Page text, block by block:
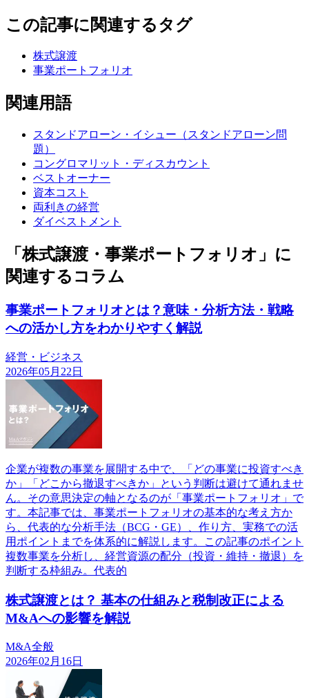
この記事に関連するタグ
株式譲渡
事業ポートフォリオ
関連用語
スタンドアローン・イシュー（スタンドアローン問
題）
コングロマリット・ディスカウント
ベストオーナー
資本コスト
両利きの経営
ダイベストメント
「株式譲渡・事業ポートフォリオ」に
関連するコラム
事業ポートフォリオとは？意味・分析方法・戦略
への活かし方をわかりやすく解説
経営・ビジネス
2026年05月22日
企業が複数の事業を展開する中で、「どの事業に投資すべき
か」「どこから撤退すべきか」という判断は避けて通れませ
ん。その意思決定の軸となるのが「事業ポートフォリオ」で
す。本記事では、事業ポートフォリオの基本的な考え方か
ら、代表的な分析手法（BCG・GE）、作り方、実務での活
用ポイントまでを体系的に解説します。この記事のポイント
複数事業を分析し、経営資源の配分（投資・維持・撤退）を
判断する枠組み。代表的
株式譲渡とは？ 基本の仕組みと税制改正による
M&Aへの影響を解説
M&A全般
2026年02月16日